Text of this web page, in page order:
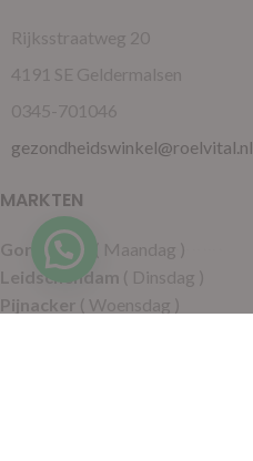
Rijksstraatweg 20
4191 SE Geldermalsen
0345-701046
gezondheidswinkel@roelvital.nl
MARKTEN
Gorinchem ( Maandag )
Leidschendam ( Dinsdag )
Pijnacker ( Woensdag )
Hulp nodig?